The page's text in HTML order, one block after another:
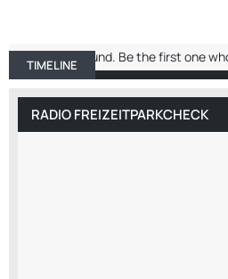
TIMELINE ABOUT ME
No entries found. Be the first one
RADIO FREIZEITPARKCHECK